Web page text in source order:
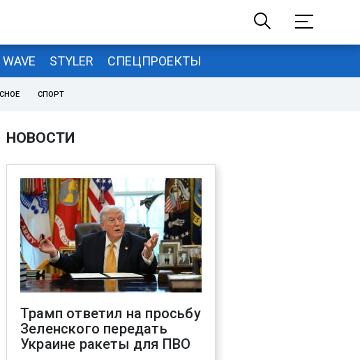
WAVE STYLER СПЕЦПРОЕКТЫ
СПОРТ
НОВОСТИ
Трамп ответил на просьбу
Зеленского передать
Украине ракеты для ПВО